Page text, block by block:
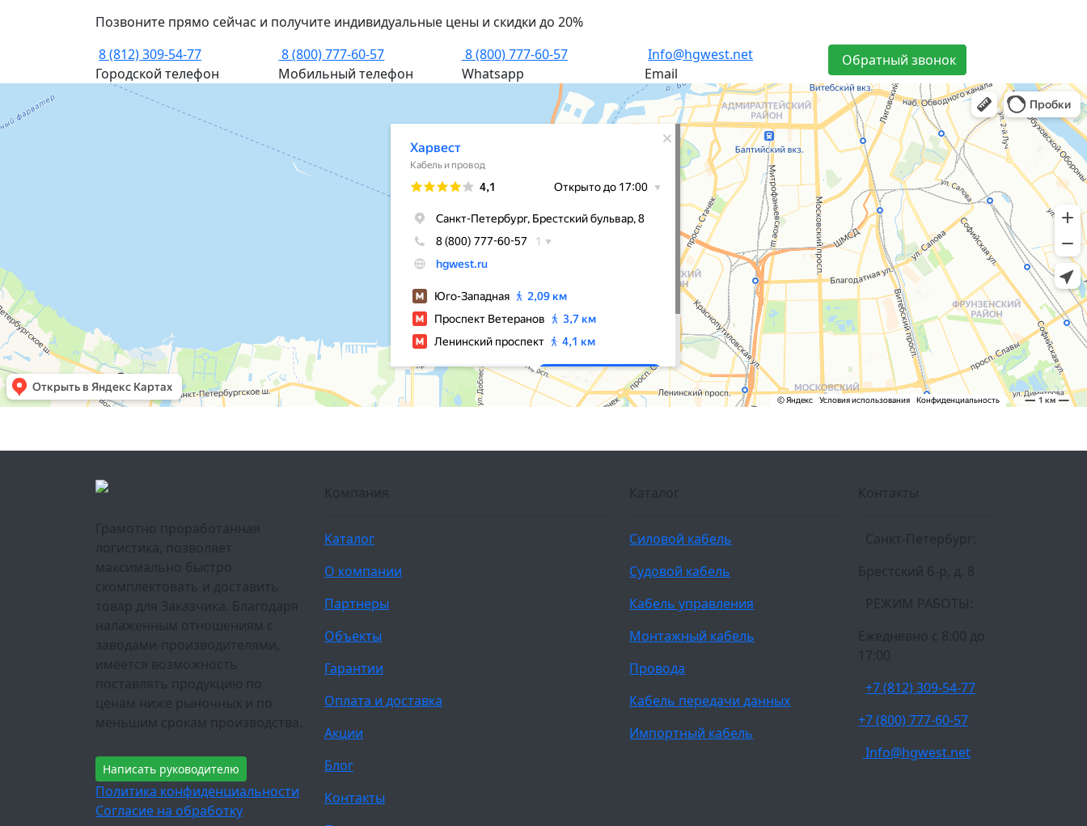
Позвоните прямо сейчас и получите индивидуальные цены и скидки до 20%
8 (812) 309-54-77
Городской телефон
8 (800) 777-60-57
Мобильный телефон
8 (800) 777-60-57
Whatsapp
Info@hgwest.net
Email
Обратный звонок
Грамотно проработанная
логистика, позволяет
максимально быстро
скомплектовать и доставить
товар для Заказчика. Благодаря
налаженным отношениям с
заводами-производителями,
имеется возможность
поставлять продукцию по
ценам ниже рыночных и по
меньшим срокам производства.
Написать руководителю
Политика конфиденциальности
Согласие на обработку
Компания
Каталог
О компании
Партнеры
Объекты
Гарантии
Оплата и доставка
Акции
Блог
Контакты
Каталог
Силовой кабель
Судовой кабель
Кабель управления
Монтажный кабель
Провода
Кабель передачи данных
Импортный кабель
Контакты
Санкт-Петербург:
Брестский б-р, д. 8
РЕЖИМ РАБОТЫ:
Ежедневно c 8:00 до
17:00
+7 (812) 309-54-77
+7 (800) 777-60-57
Info@hgwest.net